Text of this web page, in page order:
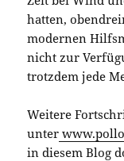
hatten,
modernen
nicht zur
trotzdem jede
Weitere
unter
in diesem Blog